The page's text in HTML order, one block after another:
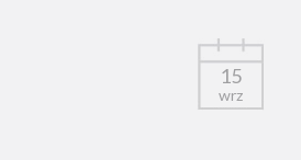
15
wrz